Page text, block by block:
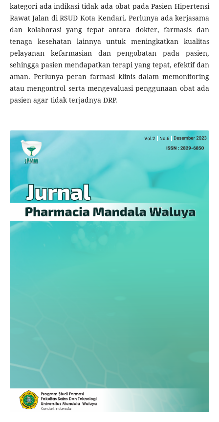
kategori ada indikasi tidak ada obat pada Pasien Hipertensi
Rawat Jalan di RSUD Kota Kendari. Perlunya ada kerjasama
dan kolaborasi yang tepat antara dokter, farmasis dan
tenaga kesehatan lainnya untuk meningkatkan kualitas
pelayanan kefarmasian dan pengobatan pada pasien,
sehingga pasien mendapatkan terapi yang tepat, efektif dan
aman. Perlunya peran farmasi klinis dalam memonitoring
atau mengontrol serta mengevaluasi penggunaan obat ada
pasien agar tidak terjadnya DRP.